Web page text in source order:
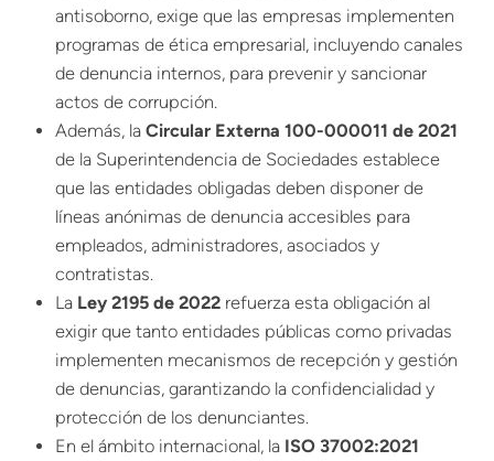
antisoborno, exige que las empresas implementen
programas de ética empresarial, incluyendo canales
de denuncia internos, para prevenir y sancionar
actos de corrupción.
Además, la Circular Externa 100-000011 de 2021
de la Superintendencia de Sociedades establece
que las entidades obligadas deben disponer de
líneas anónimas de denuncia accesibles para
empleados, administradores, asociados y
contratistas.
La Ley 2195 de 2022 refuerza esta obligación al
exigir que tanto entidades públicas como privadas
implementen mecanismos de recepción y gestión
de denuncias, garantizando la confidencialidad y
protección de los denunciantes.
En el ámbito internacional, la ISO 37002:2021